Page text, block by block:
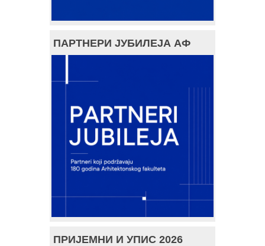
ПАРТНЕРИ ЈУБИЛЕЈА АФ
ПРИЈЕМНИ И УПИС 2026